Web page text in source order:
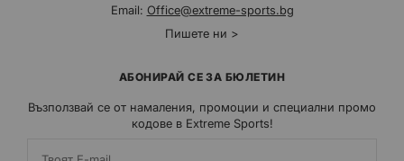
Email: Office@extreme-sports.bg
Пишете ни >
АБОНИРАЙ СЕ ЗА БЮЛЕТИН
Възползвай се от намаления, промоции и специални промо
кодове в Extreme Sports!